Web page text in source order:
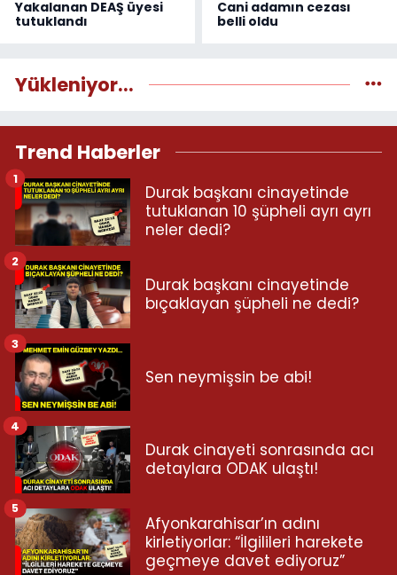
Yakalanan DEAŞ üyesi
tutuklandı
Cani adamın cezası
belli oldu
Yükleniyor...
Trend Haberler
Durak başkanı cinayetinde
tutuklanan 10 şüpheli ayrı ayrı
neler dedi?
1
Durak başkanı cinayetinde
bıçaklayan şüpheli ne dedi?
2
Sen neymişsin be abi!
3
Durak cinayeti sonrasında acı
detaylara ODAK ulaştı!
4
Afyonkarahisar’ın adını
kirletiyorlar: “İlgilileri harekete
geçmeye davet ediyoruz”
5